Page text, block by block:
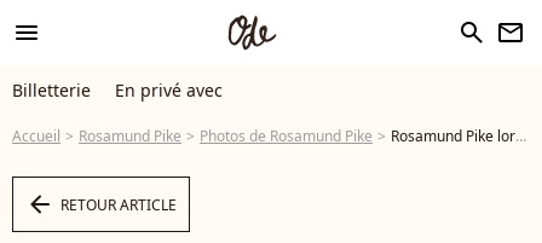
menu search newsletter
Billetterie En privé avec
Accueil Rosamund Pike Photos de Rosamund Pike Rosamund Pike lors de la croisière Dior 2025 au Drummond Castle dans le Perthshire en Ecosse, le 3 juin 2024. © Andrew Milligan/PA Wire - Photo
arrow_left RETOUR ARTICLE